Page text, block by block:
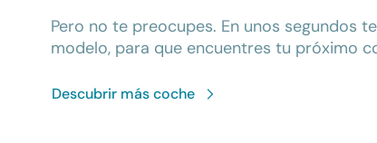
Pero no te preocupes. En unos segundos
modelo, para que encuentres tu próximo
Descubrir máscoche